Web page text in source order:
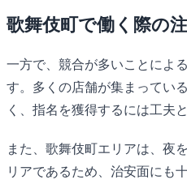
歌舞伎町で働く際の
一方で、競合が多いことによ
す。多くの店舗が集まってい
く、指名を獲得するには工夫
また、歌舞伎町エリアは、夜
リアであるため、治安面にも